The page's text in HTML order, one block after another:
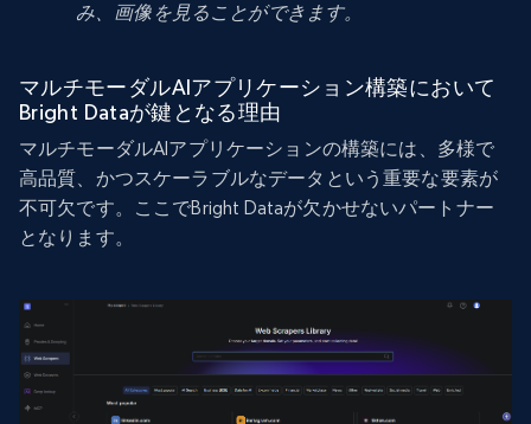
み、画像を見ることができます。
マルチモーダルAIアプリケーション構築において
Bright Dataが鍵となる理由
マルチモーダルAIアプリケーションの構築には、多様で
高品質、かつスケーラブルなデータという重要な要素が
不可欠です。ここでBright Dataが欠かせないパートナー
となります。